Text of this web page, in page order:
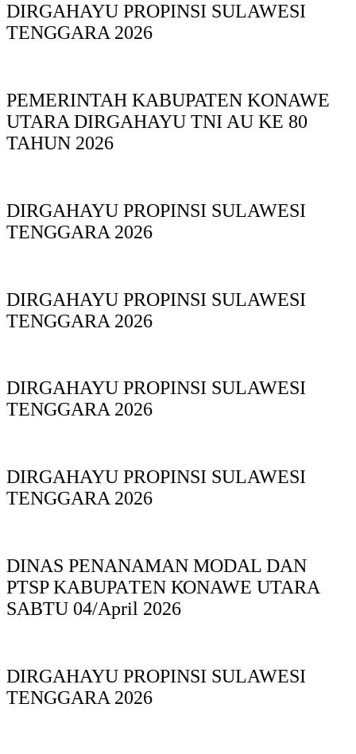
DIRGAHAYU PROPINSI SULAWESI
TENGGARA 2026
PEMERINTAH KABUPATEN KONAWE
UTARA DIRGAHAYU TNI AU KE 80
TAHUN 2026
DIRGAHAYU PROPINSI SULAWESI
TENGGARA 2026
DIRGAHAYU PROPINSI SULAWESI
TENGGARA 2026
DIRGAHAYU PROPINSI SULAWESI
TENGGARA 2026
DIRGAHAYU PROPINSI SULAWESI
TENGGARA 2026
DINAS PΕΝΑΝΑΜAN MODAL DAN
PTSP KABUPAΤΕΝ ΚΟNAWE UTARA
SABTU 04/April 2026
DIRGAHAYU PROPINSI SULAWESI
TENGGARA 2026